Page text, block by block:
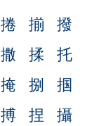
捲 揃
撥
撒 揉
托
掩 捌
掴
搏 捏
攝